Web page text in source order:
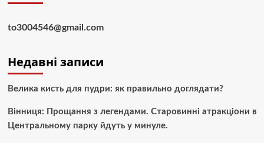
to3004546@gmail.com
Недавні записи
Велика кисть для пудри: як правильно доглядати?
Вінниця: Прощання з легендами. Старовинні атракціони в
Центральному парку йдуть у минуле.